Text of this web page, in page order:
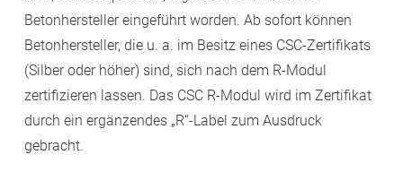
Betonhersteller eingeführt worden. Ab sofort können
Betonhersteller, die u. a. im Besitz eines CSC-Zertifikats
(Silber oder höher) sind, sich nach dem R-Modul
zertifizieren lassen. Das CSC R-Modul wird im Zertifikat
durch ein ergänzendes „R“-Label zum Ausdruck
gebracht.